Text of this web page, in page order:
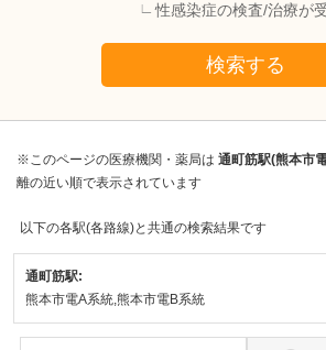
性感染症の検査/治療が
検索する
※このページの医療機関・薬局は 通町筋駅(熊本市
離の近い順で表示されています
以下の各駅(各路線)と共通の検索結果です
通町筋駅:
熊本市電A系統,熊本市電B系統